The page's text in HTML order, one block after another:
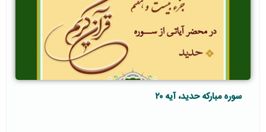
سوره مبارکه حدید، آیه ۲۰